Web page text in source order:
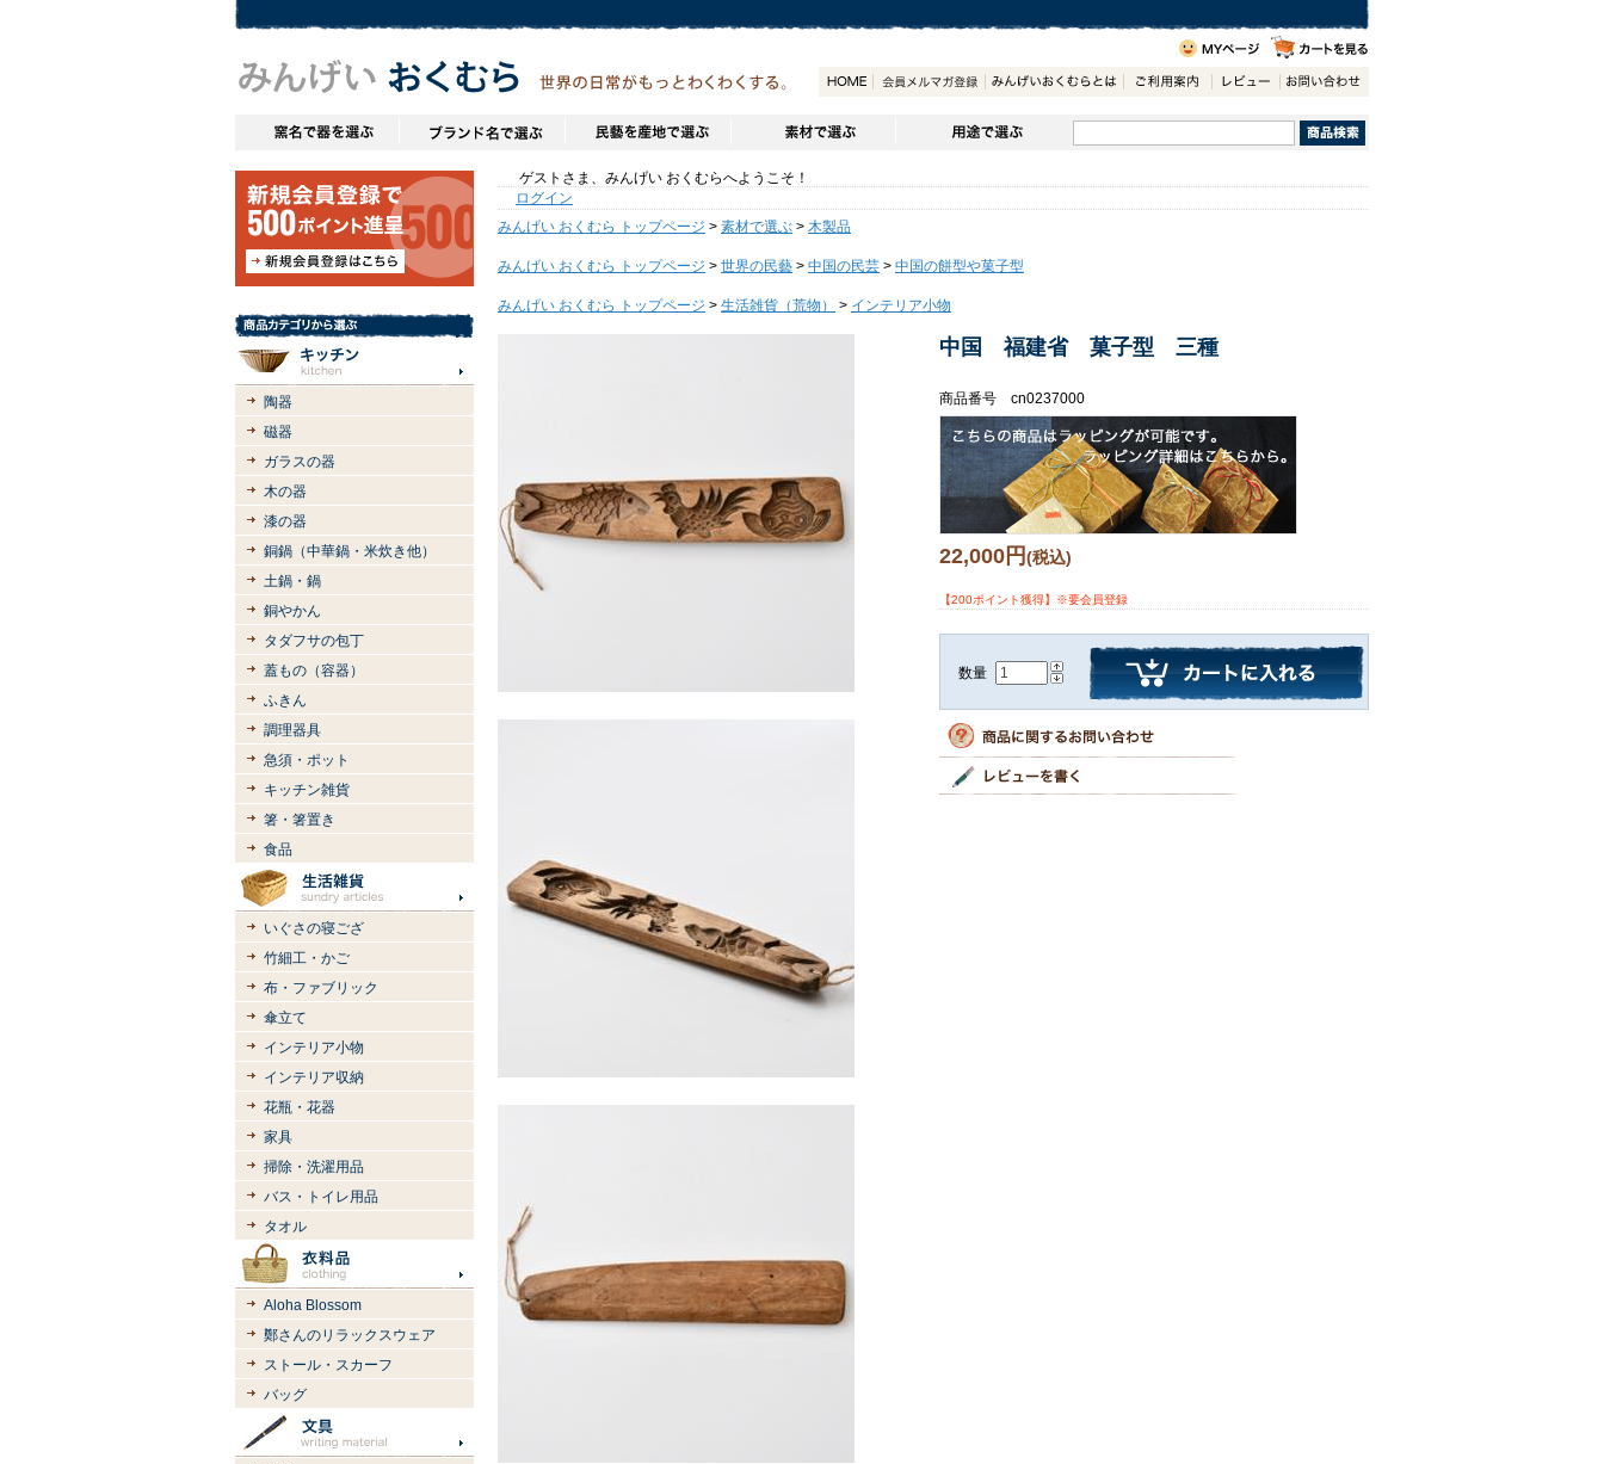
陶器
磁器
ガラスの器
木の器
漆の器
銅鍋（中華鍋・米炊き他）
土鍋・鍋
銅やかん
タダフサの包丁
蓋もの（容器）
ふきん
調理器具
急須・ポット
キッチン雑貨
箸・箸置き
食品
いぐさの寝ござ
竹細工・かご
布・ファブリック
傘立て
インテリア小物
インテリア収納
花瓶・花器
家具
掃除・洗濯用品
バス・トイレ用品
タオル
Aloha Blossom
鄭さんのリラックスウェア
ストール・スカーフ
バッグ
ゲストさま、みんげい おくむらへようこそ！
ログイン
みんげい おくむら トップページ > 素材で選ぶ > 木製品
みんげい おくむら トップページ > 世界の民藝 > 中国の民芸 > 中国の餅型や菓子型
みんげい おくむら トップページ > 生活雑貨（荒物） > インテリア小物
中国 福建省 菓子型 三種
商品番号 cn0237000
22,000円(税込)
【200ポイント獲得】※要会員登録
数量